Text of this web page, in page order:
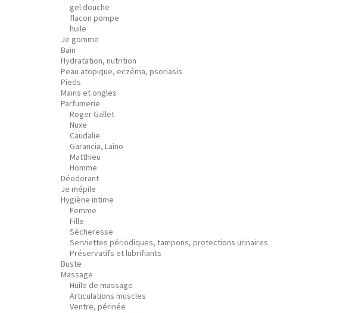
gel douche
flacon pompe
huile
Je gomme
Bain
Hydratation, nutrition
Peau atopique, eczéma, psoriasis
Pieds
Mains et ongles
Parfumerie
Roger Gallet
Nuxe
Caudalie
Garancia, Laino
Matthieu
Homme
Déodorant
Je mépile
Hygiène intime
Femme
Fille
Sècheresse
Serviettes périodiques, tampons, protections urinaires
Préservatifs et lubrifiants
Buste
Massage
Huile de massage
Articulations muscles
Ventre, périnée